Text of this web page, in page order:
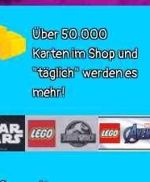
Über 50.000
Karten im Shop und
"täglich" werden es
mehr!